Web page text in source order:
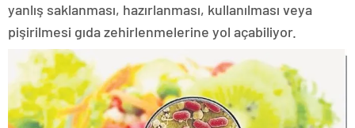
yanlış saklanması, hazırlanması, kullanılması veya
pişirilmesi gıda zehirlenmelerine yol açabiliyor.